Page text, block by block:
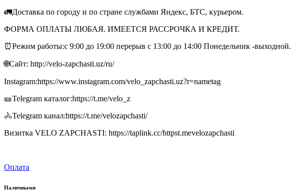
🚛Доставка по городу и по стране службами Яндекс, БТС, курьером.
ФОРМА ОПЛАТЫ ЛЮБАЯ. ИМЕЕТСЯ РАССРОЧКА И КРЕДИТ.
⏰Режим работы:с 9:00 до 19:00 перерыв с 13:00 до 14:00 Понедельник -выходной.
🌐Сайт: http://velo-zapchasti.uz/ru/
Instagram:https://www.instagram.com/velo_zapchasti.uz?r=nametag
🎫Telegram каталог:https://t.me/velo_z
🚴Telegram канал:https://t.me/velozapchasti/
Визитка VELO ZAPCHASTI: https://taplink.cc/httpst.mevelozapchasti
Оплата
Наличными